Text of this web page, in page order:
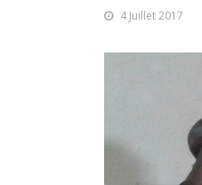
4 Juillet 2017